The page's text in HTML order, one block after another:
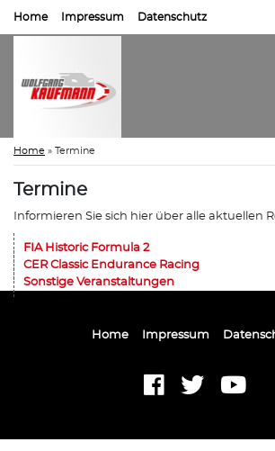
Home Impressum Datenschutz
Home » Termine
Termine
Informieren Sie sich hier über alle aktuellen
FIA Historic Formula 2
CER Classic Endurance Racing
Sonstige Veranstaltungen
Home Impressum